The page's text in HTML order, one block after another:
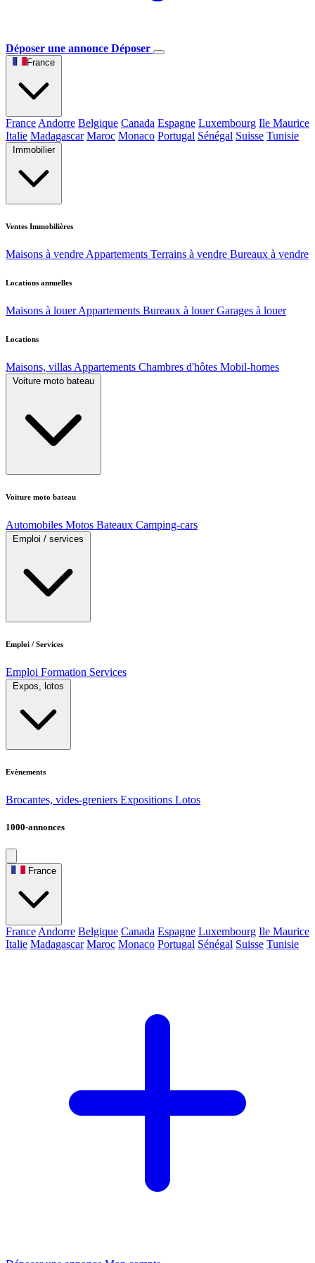
Déposer une annonce Déposer
France
France Andorre Belgique Canada Espagne Luxembourg Ile Maurice
Italie Madagascar Maroc Monaco Portugal Sénégal Suisse Tunisie
Immobilier
Ventes Immobilières
Maisons à vendre Appartements Terrains à vendre Bureaux à vendre
Locations annuelles
Maisons à louer Appartements Bureaux à louer Garages à louer
Locations
Maisons, villas Appartements Chambres d'hôtes Mobil-homes
Voiture moto bateau
Voiture moto bateau
Automobiles Motos Bateaux Camping-cars
Emploi / services
Emploi / Services
Emploi Formation Services
Expos, lotos
Evènements
Brocantes, vides-greniers Expositions Lotos
1000-annonces
France
France Andorre Belgique Canada Espagne Luxembourg Ile Maurice
Italie Madagascar Maroc Monaco Portugal Sénégal Suisse Tunisie